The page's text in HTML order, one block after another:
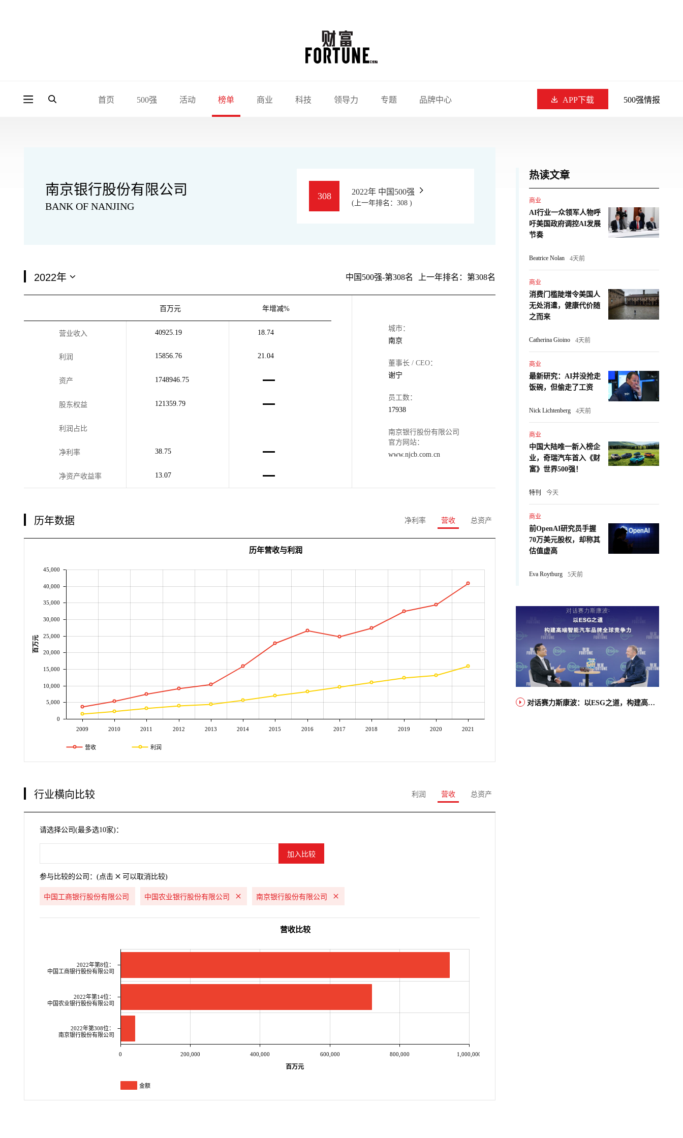
首页 500强 活动 榜单 商业 科技 领导力 专题 品牌中心 APP下载 500强情报
南京银行股份有限公司
BANK OF NANJING
308 2022年 中国500强
(上一年排名：308 )
中国500强-第308名 上一年排名：第308名
百万元 年增减%
营业收入 40925.19 18.74
利润 15856.76 21.04
资产 1748946.75
股东权益 121359.79
利润占比
净利率 38.75
净资产收益率 13.07
城市：
南京
董事长 / CEO：
谢宁
员工数：
17938
南京银行股份有限公司
官方网站：
www.njcb.com.cn
历年数据 净利率 营收 总资产
2009 2010 2011 2012 2013 2014 2015 2016 2017 2018 2019 2020 2021
0
5,000
10,000
15,000
20,000
25,000
30,000
35,000
40,000
45,000
百万元
历年营收与利润
营收 利润
行业横向比较 利润 营收 总资产
请选择公司(最多选10家)：
参与比较的公司：(点击 可以取消比较)
中国工商银行股份有限公司 中国农业银行股份有限公司 南京银行股份有限公司
2022年第8位：
中国工商银行股份有限公司
2022年第14位：
中国农业银行股份有限公司
2022年第308位：
南京银行股份有限公司
0 200,000 400,000 600,000 800,000 1,000,000
百万元
营收比较
金额
热读文章
商业
AI行业一众领军人物呼
吁美国政府调控AI发展
节奏
Beatrice Nolan 4天前
商业
消费门槛陡增令美国人
无处消遣，健康代价随
之而来
Catherina Gioino 4天前
商业
最新研究：AI并没抢走
饭碗，但偷走了工资
Nick Lichtenberg 4天前
商业
中国大陆唯一新入榜企
业，奇瑞汽车首入《财
富》世界500强！
特刊 今天
商业
前OpenAI研究员手握
70万美元股权，却称其
估值虚高
Eva Roytburg 5天前
对话赛力斯康波：以ESG之道，构建高端智能汽车品牌全球竞争力